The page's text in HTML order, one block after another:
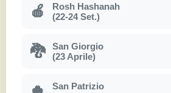
🍎
Rosh Hashanah
(22-24 Set.)
🐉
San Giorgio
(23 Aprile)
San Patrizio